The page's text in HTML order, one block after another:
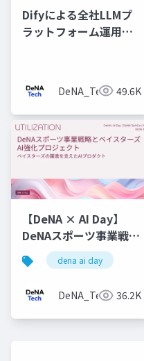
Difyによる全社LLMプ
ラットフォーム運用と
DeNA_Tech 49.6K
【DeNA × AI Day】
DeNAスポーツ事業戦略
とベイスターズAI強化
プロジェクト
dena ai day
DeNA_Tech 36.2K